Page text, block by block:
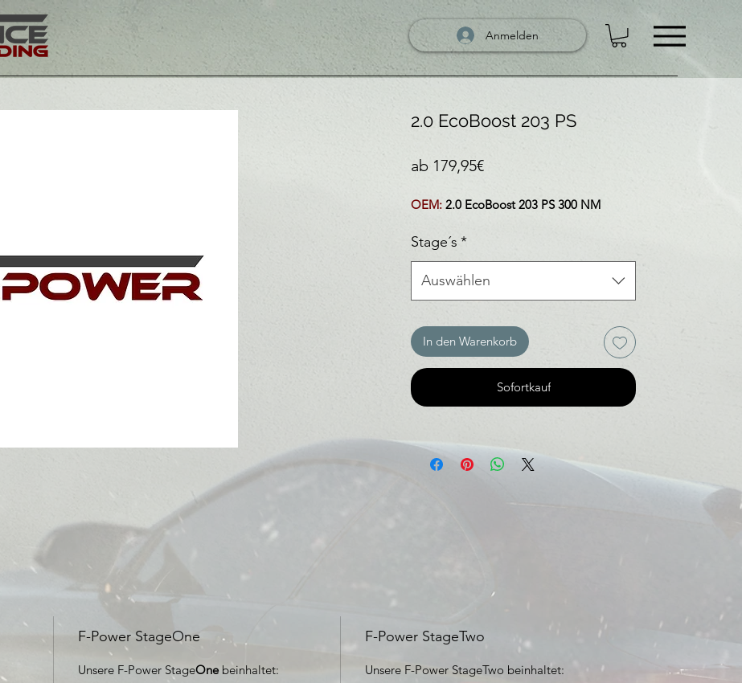
Anmelden
2.0 EcoBoost 203 PS
ab 179,95€Sale-Preis
OEM: 2.0 EcoBoost 203 PS 300 NM
Stage´s *
Auswählen
In den Warenkorb
Sofortkauf
F-Power StageOne
Unsere F-Power StageOnebeinhaltet:
F-Power StageTwo
Unsere F-Power StageTwo beinhaltet: